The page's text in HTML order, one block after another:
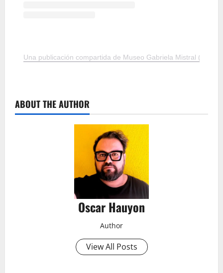
Una publicación compartida de Museo Gabriela Mistral
ABOUT THE AUTHOR
Oscar Hauyon
Author
View All Posts